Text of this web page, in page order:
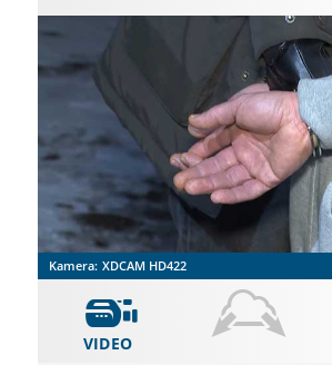
Kamera: XDCAM HD422
VIDEO